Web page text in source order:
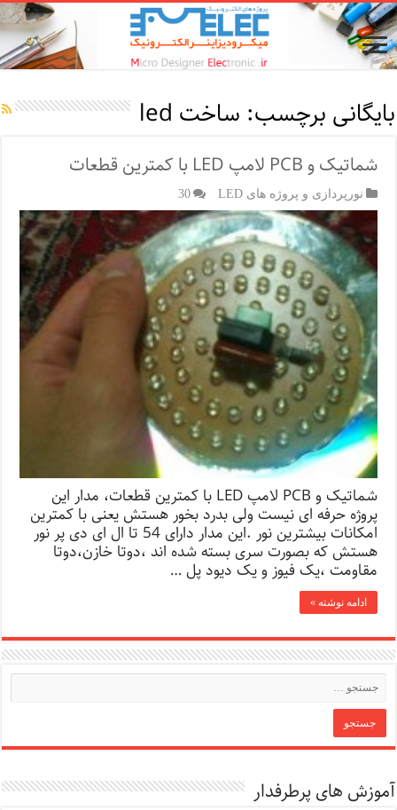
بایگانی برچسب: ساخت led
شماتیک و PCB لامپ LED با کمترین قطعات
نورپردازی و پروژه های LED 30
شماتیک و PCB لامپ LED با کمترین قطعات، مدار این
پروژه حرفه ای نیست ولی بدرد بخور هستش یعنی با کمترین
امکانات بیشترین نور .این مدار دارای 54 تا ال ای دی پر نور
هستش که بصورت سری بسته شده اند ،دوتا خازن،دوتا
مقاومت ،یک فیوز و یک دیود پل …
ادامه نوشته »
آموزش های پرطرفدار